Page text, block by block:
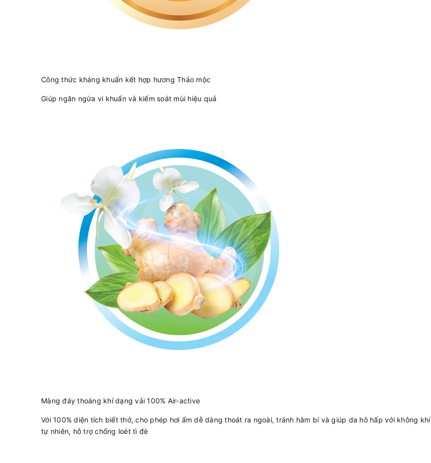
Công thức kháng khuẩn kết hợp hương Thảo mộc
Giúp ngăn ngừa vi khuẩn và kiểm soát mùi hiệu quả
Màng đáy thoáng khí dạng vải 100% Air-active
Với 100% diện tích biết thở, cho phép hơi ẩm dễ dàng thoát ra ngoài, tránh hằm bí và giúp da hô hấp với không khí
tự nhiên, hỗ trợ chống loét tì đè